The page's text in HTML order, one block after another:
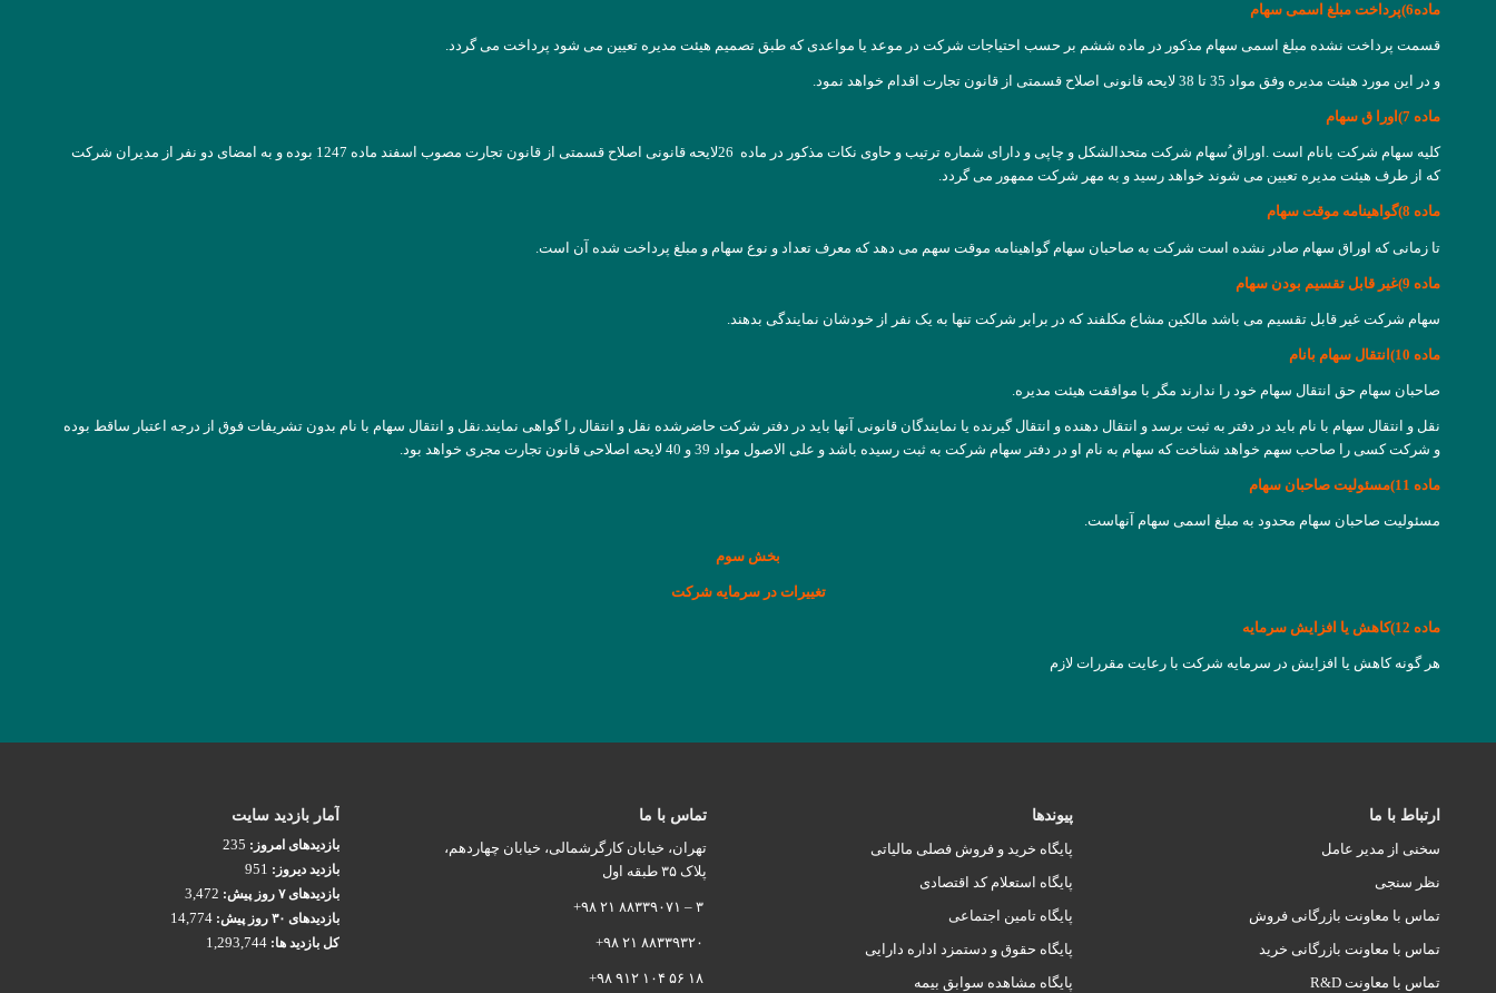
ماده6)پرداخت مبلغ اسمی سهام
قسمت پرداخت نشده مبلغ اسمی سهام مذکور در ماده ششم بر حسب احتیاجات شرکت در موعد یا مواعدی که طبق تصمیم هیئت مدیره تعیین می شود پرداخت می گردد.
و در این مورد هیئت مدیره وفق مواد 35 تا 38 لایحه قانونی اصلاح قسمتی از قانون تجارت اقدام خواهد نمود.
ماده 7)اورا ق سهام
کلیه سهام شرکت بانام است .اوراق ُسهام شرکت متحدالشکل و چاپی و دارای شماره ترتیب و حاوی نکات مذکور در ماده 26لایحه قانونی اصلاح قسمتی از قانون تجارت مصوب اسفند ماده 1247 بوده و به امضای دو نفر از مدیران شرکت
که از طرف هیئت مدیره تعیین می شوند خواهد رسید و به مهر شرکت ممهور می گردد.
ماده 8)گواهینامه موقت سهام
تا زمانی که اوراق سهام صادر نشده است شرکت به صاحبان سهام گواهینامه موقت سهم می دهد که معرف تعداد و نوع سهام و مبلغ پرداخت شده آن است.
ماده 9)غیر قابل تقسیم بودن سهام
سهام شرکت غیر قابل تقسیم می باشد مالکین مشاع مکلفند که در برابر شرکت تنها به یک نفر از خودشان نمایندگی بدهند.
ماده 10)انتقال سهام بانام
صاحبان سهام حق انتقال سهام خود را ندارند مگر با موافقت هیئت مدیره.
نقل و انتقال سهام با نام باید در دفتر به ثبت برسد و انتقال دهنده و انتقال گیرنده یا نمایندگان قانونی آنها باید در دفتر شرکت حاضرشده نقل و انتقال را گواهی نمایند.نقل و انتقال سهام با نام بدون تشریفات فوق از درجه اعتبار ساقط بوده
و شرکت کسی را صاحب سهم خواهد شناخت که سهام به نام او در دفتر سهام شرکت به ثبت رسیده باشد و علی الاصول مواد 39 و 40 لایحه اصلاحی قانون تجارت مجری خواهد بود.
ماده 11)مسئولیت صاحبان سهام
مسئولیت صاحبان سهام محدود به مبلغ اسمی سهام آنهاست.
بخش سوم
تغییرات در سرمایه شرکت
ماده 12)کاهش یا افزایش سرمایه
هر گونه کاهش یا افزایش در سرمایه شرکت با رعایت مقررات لازم
آمار بازدید سایت
بازدیدهای امروز: 235
بازدید دیروز: 951
بازدیدهای ۷ روز پیش: 3,472
بازدیدهای ۳۰ روز پیش: 14,774
کل بازدید ها: 1,293,744
تماس با ما
تهران، خیابان کارگرشمالی، خیابان چهاردهم،
پلاک ۳۵ طبقه اول
۳ – ۸۸۳۳۹۰۷۱ ۲۱ ۹۸+
۱۸ ۵۶ ۱۰۴ ۹۱۲ ۹۸+
پیوندها
پایگاه خرید و فروش فصلی مالیاتی
پایگاه استعلام کد اقتصادی
پایگاه تامین اجتماعی
پایگاه حقوق و دستمزد اداره دارایی
پایگاه مشاهده سوابق بیمه
ارتباط با ما
سخنی از مدیر عامل
نظر سنجی
تماس با معاونت بازرگانی فروش
تماس با معاونت بازرگانی خرید
تماس با معاونت R&D